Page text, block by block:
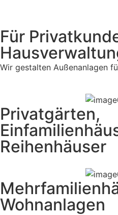
Für
Wir gestalten Außenanlagen
Privatgärten,
Reihenhäuser
Wohnanlagen